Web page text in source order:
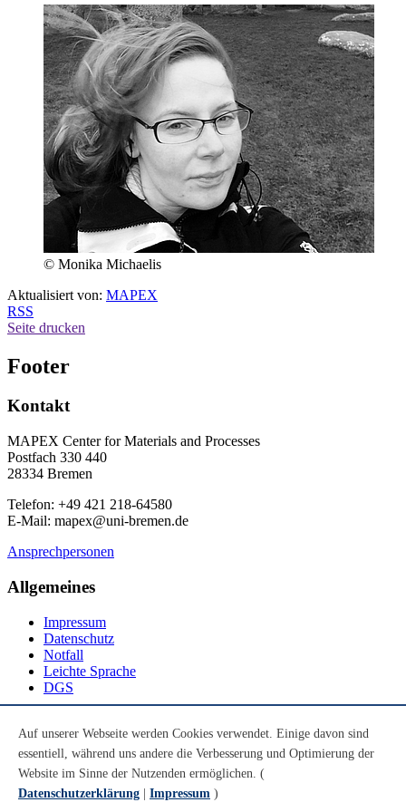
© Monika Michaelis
Aktualisiert von: MAPEX
RSS
Seite drucken
Footer
Kontakt
MAPEX Center for Materials and Processes
Postfach 330 440
28334 Bremen
Telefon: +49 421 218-64580
E-Mail: mapex@uni-bremen.de
Ansprechpersonen
Allgemeines
Impressum
Datenschutz
Notfall
Leichte Sprache
DGS
Youtube
Instagram
LinkedIn
Auf unserer Webseite werden Cookies verwendet. Einige davon sind
essentiell, während uns andere die Verbesserung und Optimierung der
Website im Sinne der Nutzenden ermöglichen. (
Datenschutzerklärung
Impressum )